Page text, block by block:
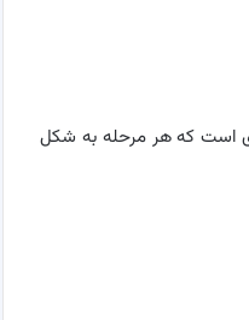
است که هر مرحله به شکل